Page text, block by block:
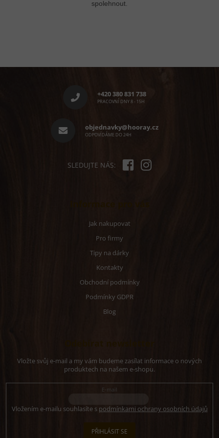
spolehnout.
Z
+420 380 831 738
PRACOVNÍ DNY 8 - 15H
objednavky@hooray.cz
ODPOVÍDÁME DO 24H
SLEDUJTE NÁS:
Jak nakupovat
Pro firmy
Tipy na dárky
Kontakty
Obchodní podmínky
Podmínky GDPR
Blog
Vložte svůj e-mail a my vám budeme zasílat informace o nových
produktech na našem e-shopu.
E-mail
Vložením e-mailu souhlasíte s podmínkami ochrany osobních údajů
PŘIHLÁSIT SE